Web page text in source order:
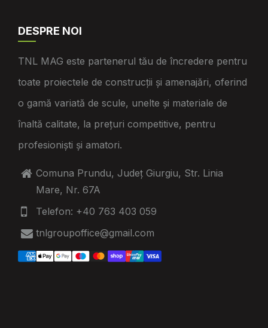
DESPRE NOI
TNL MAG este partenerul tău de încredere pentru
toate proiectele de construcții și amenajări, oferind
o gamă variată de scule, unelte și materiale de
înaltă calitate, la prețuri competitive, pentru
profesioniști și amatori.
Comuna Prundu, Județ Giurgiu, Str. Linia
Mare, Nr. 67A
Telefon: +40 763 403 059
tnlgroupoffice@gmail.com